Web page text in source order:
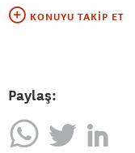
KONUYU TAKIP ET
Paylaş: